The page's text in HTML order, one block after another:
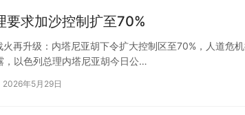
要求加沙控制扩至70%
火再升级：内塔尼亚胡下令扩大控制区至70%，人道
，以色列总理内塔尼亚胡今日公…
2026年5月29日